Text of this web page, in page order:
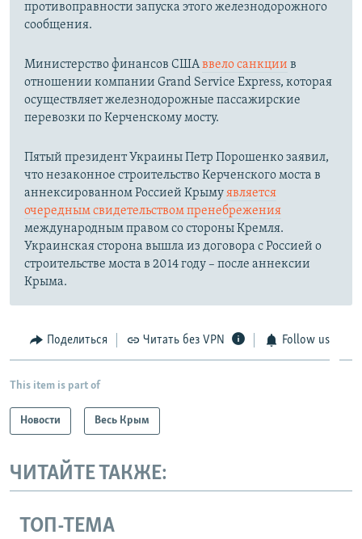
противоправности запуска этого железнодорожного
сообщения.
Министерство финансов СШАввело санкции в
отношении компании Grand Service Express, которая
осуществляет железнодорожные пассажирские
перевозки по Керченскому мосту.
Пятый президент Украины Петр Порошенко заявил,
что незаконное строительство Керченского моста в
аннексированном Россией Крымуявляется
очередным свидетельством пренебрежения
международным правом со стороны Кремля.
Украинская сторона вышла из договора с Россией о
строительстве моста в 2014 году – после аннексии
Крыма.
Поделиться Читать без VPN Follow us
This item is part of
Новости Весь Крым
ЧИТАЙТЕ ТАКЖЕ:
ТОП-ТЕМА